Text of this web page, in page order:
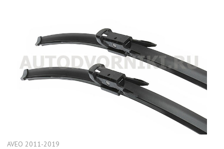
AVEO 2011-2019